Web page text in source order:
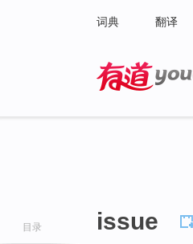
词典 翻译
目录 issue